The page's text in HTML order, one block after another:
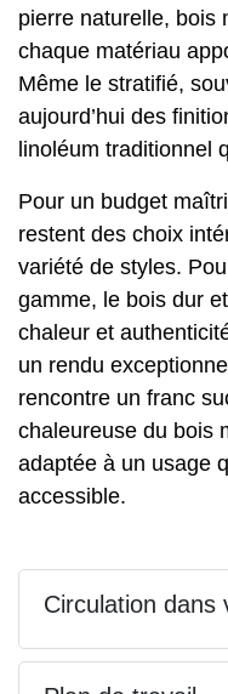
pierre naturelle,
chaque matériau
Même le stratifié,
aujourd’hui des
linoléum traditionnel
Pour un budget
restent des choix
variété de styles.
gamme, le bois dur
chaleur et
un rendu
rencontre un franc
chaleureuse du bois
adaptée à un usage
accessible.
Circulation dans